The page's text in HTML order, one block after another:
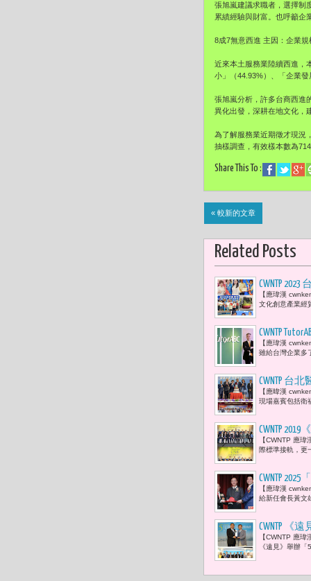
張旭嵐建議求職者，選擇制
累績經驗與財富。也呼籲企
8成7無意西進 主因：企業
近來本土服務業陸續西進，
小」（44.93%）、「企業
張旭嵐分析，許多台商西進
異化出發，深耕在地文化，
為了解服務業近期徵才現況
抽樣調查，有效樣本數為
Share This To :
« 較新的文章
Related Posts
CWNTP
會的付出
【應瑋漢
文化創意產業經
CWNTP
爭力、確
【應瑋漢
雖給台灣企業多
CWNTP 台
系。」
【應暐漢
現場嘉賓包括衛
CWNTP
【CWNTP 應
際標準接軌，更
CWNTP
王應傑等
【應瑋漢
給新任會長黃文
CWNTP 《
【CWNTP 應
《遠見》舉辦